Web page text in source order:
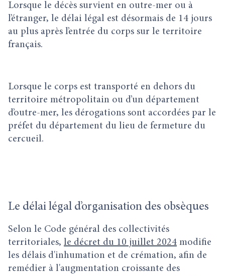
Lorsque le décès survient en outre-mer ou à
l’étranger, le délai légal est désormais de 14 jours
au plus après l’entrée du corps sur le territoire
français.
Lorsque le corps est transporté en dehors du
territoire métropolitain ou d’un département
d’outre-mer, les dérogations sont accordées par le
préfet du département du lieu de fermeture du
cercueil.
Le délai légal d’organisation des obsèques
Selon le Code général des collectivités
territoriales, le décret du 10 juillet 2024 modifie
les délais d'inhumation et de crémation, afin de
remédier à l'augmentation croissante des